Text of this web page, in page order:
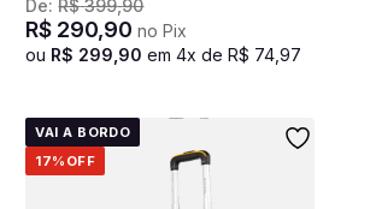
De:R$ 399,90
R$ 290,90 no Pix
ou R$ 299 90 em4x deR$ 74 ,97
VAI A BORDO
17% OFF